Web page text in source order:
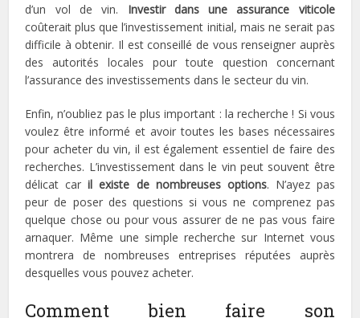
d’un vol de vin. Investir dans une assurance viticole
coûterait plus que l’investissement initial, mais ne serait pas
difficile à obtenir. Il est conseillé de vous renseigner auprès
des autorités locales pour toute question concernant
l’assurance des investissements dans le secteur du vin.
Enfin, n’oubliez pas le plus important : la recherche ! Si vous
voulez être informé et avoir toutes les bases nécessaires
pour acheter du vin, il est également essentiel de faire des
recherches. L’investissement dans le vin peut souvent être
délicat caril existe de nombreuses options. N’ayez pas
peur de poser des questions si vous ne comprenez pas
quelque chose ou pour vous assurer de ne pas vous faire
arnaquer. Même une simple recherche sur Internet vous
montrera de nombreuses entreprises réputées auprès
desquelles vous pouvez acheter.
Comment bien faire son